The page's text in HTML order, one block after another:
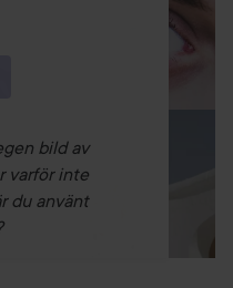
bild av
varför inte
du använt